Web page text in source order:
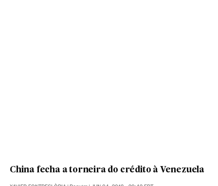
China fecha a torneira do crédito à Venezuela